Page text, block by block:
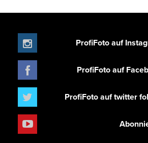
ProfiFoto auf
ProfiFoto auf
ProfiFoto auf twitter